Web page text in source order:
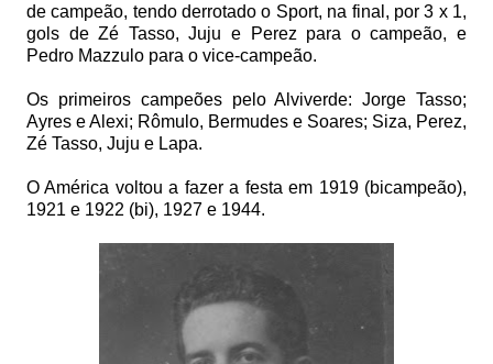
de campeão, tendo derrotado o Sport, na final, por 3 x 1,
gols de Zé Tasso, Juju e Perez para o campeão, e
Pedro Mazzulo para o vice-campeão.
Os primeiros campeões pelo Alviverde: Jorge Tasso;
Ayres e Alexi; Rômulo, Bermudes e Soares; Siza, Perez,
Zé Tasso, Juju e Lapa.
O América voltou a fazer a festa em 1919 (bicampeão),
1921 e 1922 (bi), 1927 e 1944.